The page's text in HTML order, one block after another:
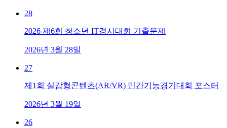
28
2026 제6회 청소년 IT경시대회 기출문제
2026년 3월 28일
27
제1회 실감형콘텐츠(AR/VR) 민간기능경기대회 포스터
2026년 3월 19일
26